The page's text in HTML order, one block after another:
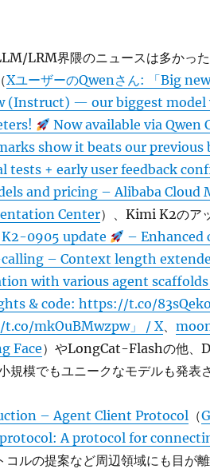
LRM界隈のニュースは多かっ
XユーザーのQwenさん: 「Big
(Instruct) — our biggest
Now available via Qwen
show it beats our
tests + early user feedback
and pricing – Alibaba Cloud
Center）、Kimi K2のア
K2-0905 update
– Enhanced
– Context length
with various agent scaffolds
& code: https://t.co/
mkOuBMwzpw」 / X、
Face）やLongCat-Flashの他
規模でもユニークなモデルも発表
– Agent Client Protocol（
A protocol for
コルの提案など周辺領域にも目が離